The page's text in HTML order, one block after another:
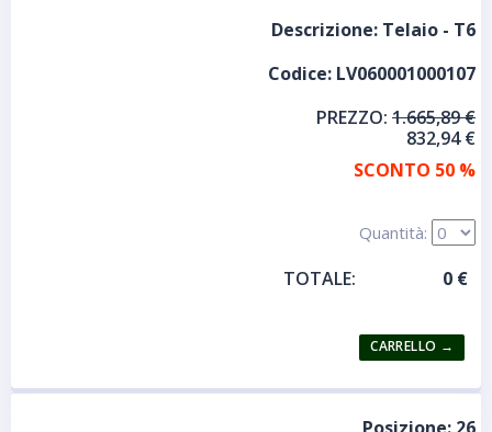
Descrizione: Telaio - T6
Codice: LV060001000107
PREZZO: 1.665,89 €
832,94 €
SCONTO 50 %
Quantità:
TOTALE: